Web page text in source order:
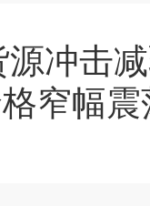
冲击
窄幅震